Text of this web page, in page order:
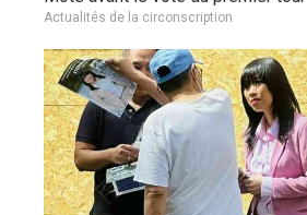
Actualités de la circonscription